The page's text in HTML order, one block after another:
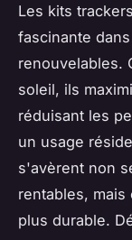
Les kits
fascinante
renouvelables.
soleil, ils
réduisant les
un usage
s'avèrent non
rentables,
plus durable.